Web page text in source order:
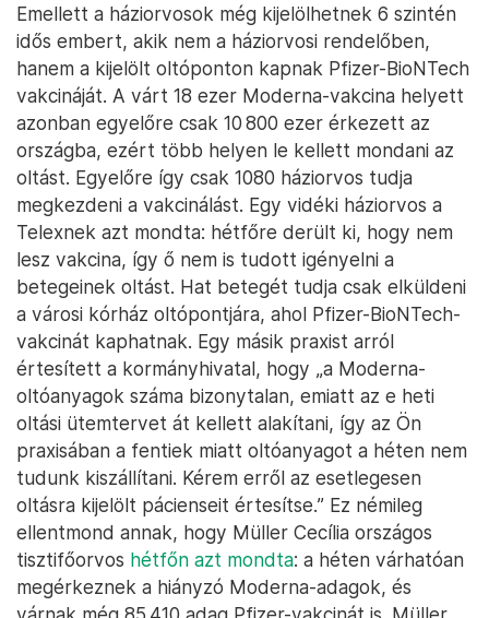
Emellett a háziorvosok még kijelölhetnek 6 szintén
idős embert, akik nem a háziorvosi rendelőben,
hanem a kijelölt oltóponton kapnak Pfizer-BioNTech
vakcináját. A várt 18 ezer Moderna-vakcina helyett
azonban egyelőre csak 10 800 ezer érkezett az
országba, ezért több helyen le kellett mondani az
oltást. Egyelőre így csak 1080 háziorvos tudja
megkezdeni a vakcinálást. Egy vidéki háziorvos a
Telexnek azt mondta: hétfőre derült ki, hogy nem
lesz vakcina, így ő nem is tudott igényelni a
betegeinek oltást. Hat betegét tudja csak elküldeni
a városi kórház oltópontjára, ahol Pfizer-BioNTech-
vakcinát kaphatnak. Egy másik praxist arról
értesített a kormányhivatal, hogy „a Moderna-
oltóanyagok száma bizonytalan, emiatt az e heti
oltási ütemtervet át kellett alakítani, így az Ön
praxisában a fentiek miatt oltóanyagot a héten nem
tudunk kiszállítani. Kérem erről az esetlegesen
oltásra kijelölt pácienseit értesítse.” Ez némileg
ellentmond annak, hogy Müller Cecília országos
tisztifőorvos hétfőn azt mondta: a héten várhatóan
megérkeznek a hiányzó Moderna-adagok, és